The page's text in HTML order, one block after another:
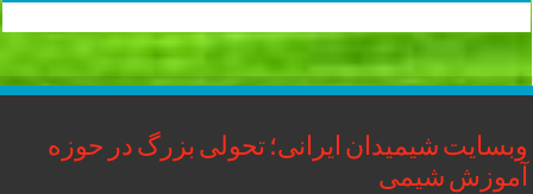
وبسایت شیمیدان ایرانی؛ تحولی بزرگ در حوزه
آموزش شیمی